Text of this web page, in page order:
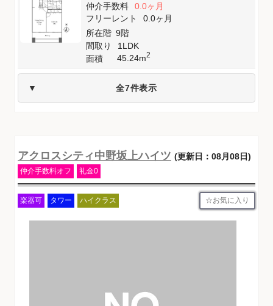
仲介手数料
0.0ヶ月
フリーレント
0.0ヶ月
所在階 9階
間取り
1LDK
面積
45.24m2
全7件表示
アクロスシティ中野坂上ハイツ (更新日：08月08日)
仲介手数料オフ 礼金0
楽器可 タワー ハイクラス お気に入り